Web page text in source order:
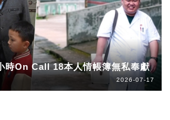
時On Call 18本人情帳簿無私奉獻
2026-07-17